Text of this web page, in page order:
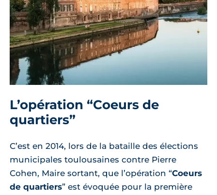
L’opération “Coeurs de
quartiers”
C’est en 2014, lors de la bataille des élections
municipales toulousaines contre Pierre
Cohen, Maire sortant, que l’opération “Coeurs
de quartiers” est évoquée pour la première